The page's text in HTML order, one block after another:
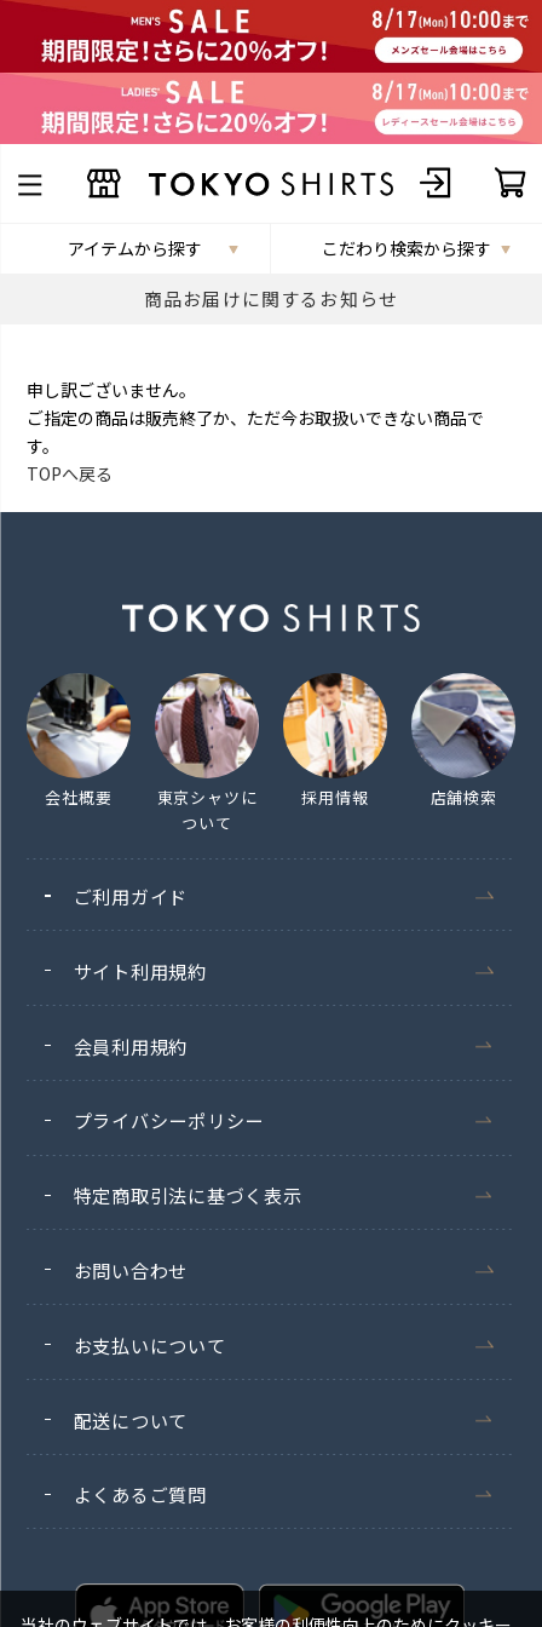
アイテムから探す こだわり検索から探す
商品お届けに関するお知らせ
申し訳ございません。
ご指定の商品は販売終了か、ただ今お取扱いできない商品で
す。
TOPへ戻る
会社概要
東京シャツに
ついて
採用情報 店舗検索
ご利用ガイド
サイト利用規約
会員利用規約
プライバシーポリシー
特定商取引法に基づく表示
お問い合わせ
お支払いについて
配送について
よくあるご質問